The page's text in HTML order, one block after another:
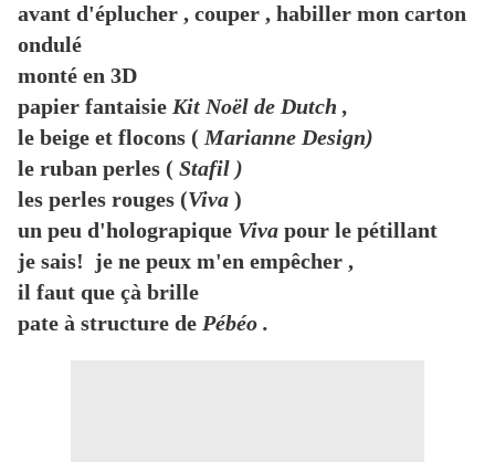
avant d'éplucher , couper , habiller mon carton
ondulé
monté en 3D
papier fantaisie Kit Noël de Dutch ,
le beige et flocons ( Marianne Design)
le ruban perles ( Stafil )
les perles rouges (Viva )
un peu d'holograpique Viva pour le pétillant
je sais! je ne peux m'en empêcher ,
il faut que çà brille
pate à structure de Pébéo .